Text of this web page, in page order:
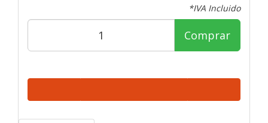
*IVA Incluido
Comprar